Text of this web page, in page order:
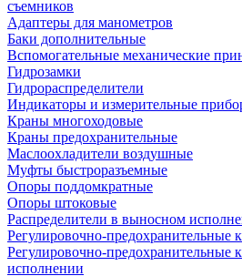
съемников
Адаптеры для манометров
Баки дополнительные
Вспомогательные механические
Гидрозамки
Гидрораспределители
Индикаторы и измерительные
Краны многоходовые
Краны предохранительные
Маслоохладители воздушные
Муфты быстроразъемные
Опоры поддомкратные
Опоры штоковые
Распределители в выносном
Регулировочно-предохранительные
Регулировочно-предохранительные
исполнении